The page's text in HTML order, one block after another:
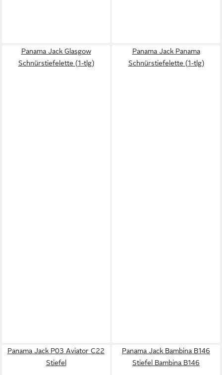
Panama Jack Glasgow
Schnürstiefelette (1-tlg)
Panama Jack Panama
Schnürstiefelette (1-tlg)
Panama Jack P03 Aviator C22
Stiefel
Panama Jack Bambina B146
Stiefel Bambina B146